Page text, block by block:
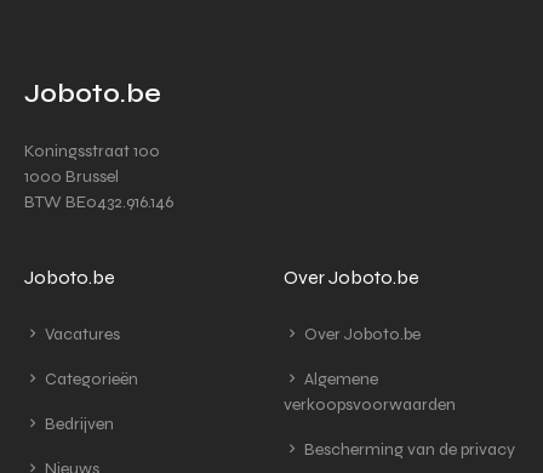
Joboto.be
Koningsstraat 100
1000 Brussel
BTW BE0432.916.146
Joboto.be
Vacatures
Categorieën
Bedrijven
Nieuws
Over Joboto.be
Over Joboto.be
Algemene
verkoopsvoorwaarden
Bescherming van de privacy